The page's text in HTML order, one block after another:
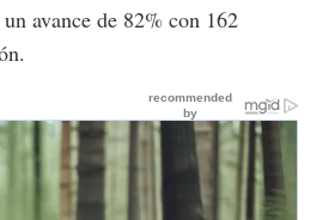
avance de 82% con 162